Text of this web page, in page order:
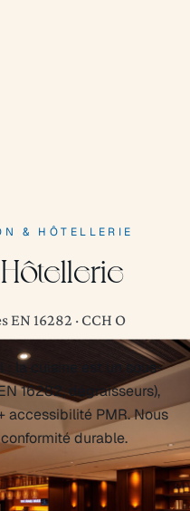
& HÔTELLERIE
EN 16282 · CCH O
: la cuisine est un sous-
16282, dégraisseurs),
accessibilité PMR. Nous
durable.